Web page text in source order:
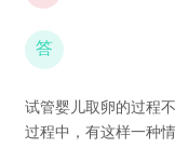
答
试管婴儿取卵的过程
过程中，有这样一种